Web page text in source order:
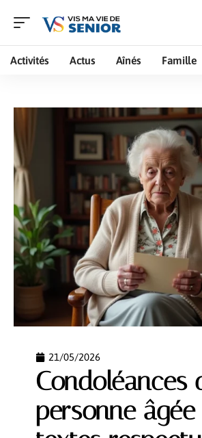
Activités Actus Aînés Famille
21/05/2026
Condoléances
personne âgée